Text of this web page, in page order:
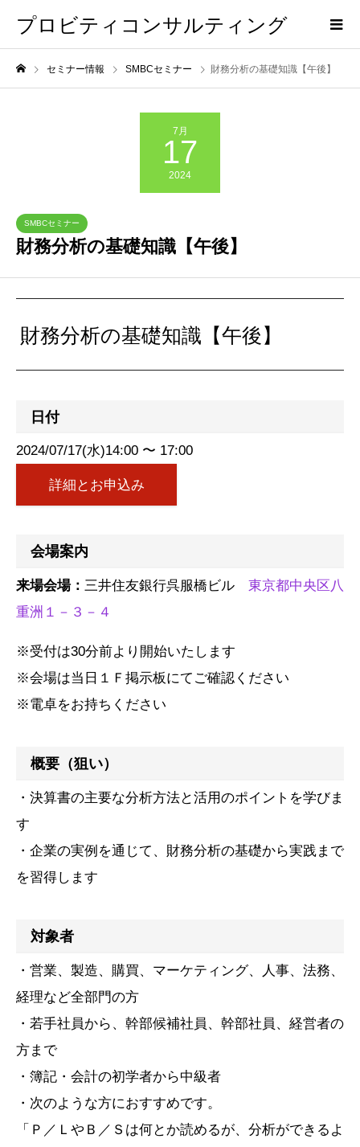
プロビティコンサルティング
セミナー情報 SMBCセミナー 財務分析の基礎知識【午後】
7月
17
2024
SMBCセミナー
財務分析の基礎知識【午後】
財務分析の基礎知識【午後】
日付
2024/07/17(水)14:00 〜 17:00
詳細とお申込み
会場案内
来場会場： 三井住友銀行呉服橋ビル 東京都中央区八
重洲１－３－４
※受付は30分前より開始いたします
※会場は当日１Ｆ掲示板にてご確認ください
※電卓をお持ちください
概要（狙い）
・決算書の主要な分析方法と活用のポイントを学びま
す
・企業の実例を通じて、財務分析の基礎から実践まで
を習得します
対象者
・営業、製造、購買、マーケティング、人事、法務、
経理など全部門の方
・若手社員から、幹部候補社員、幹部社員、経営者の
方まで
・簿記・会計の初学者から中級者
・次のような方におすすめです。
「Ｐ／ＬやＢ／Ｓは何とか読めるが、分析ができるよ